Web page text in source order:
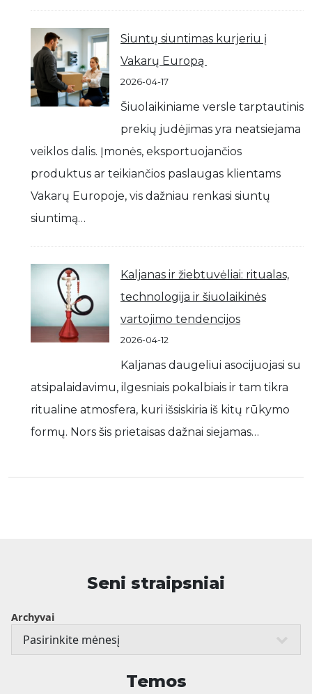
Siuntų siuntimas kurjeriu į
Vakarų Europą
2026-04-17
Šiuolaikiniame versle tarptautinis
prekių judėjimas yra neatsiejama
veiklos dalis. Įmonės, eksportuojančios
produktus ar teikiančios paslaugas klientams
Vakarų Europoje, vis dažniau renkasi siuntų
siuntimą…
Kaljanas ir žiebtuvėliai: ritualas,
technologija ir šiuolaikinės
vartojimo tendencijos
2026-04-12
Kaljanas daugeliui asocijuojasi su
atsipalaidavimu, ilgesniais pokalbiais ir tam tikra
ritualine atmosfera, kuri išsiskiria iš kitų rūkymo
formų. Nors šis prietaisas dažnai siejamas…
Seni straipsniai
Archyvai
Temos